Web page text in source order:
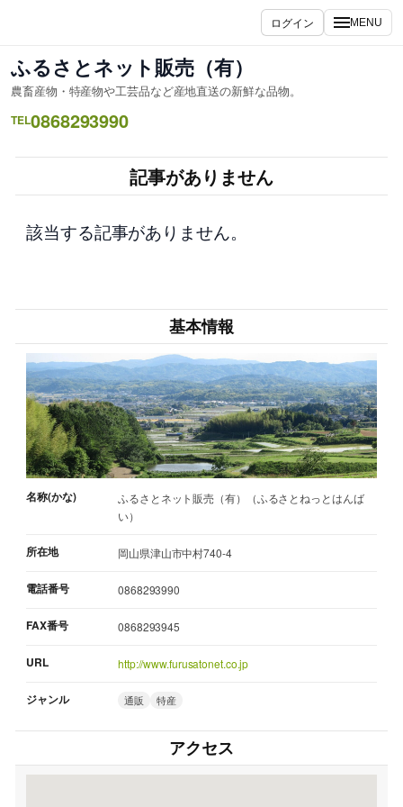
ス
キ
ッ
ログイン MENU
ふるさとネット販売（有）
農畜産物・特産物や工芸品など産地直送の新鮮な品物。
TEL0868293990
記事がありません
該当する記事がありません。
基本情報
名称(かな)
ふるさとネット販売（有）（ふるさとねっとはんば
い）
所在地 岡山県津山市中村740-4
電話番号 0868293990
FAX番号 0868293945
URL http://www.furusatonet.co.jp
ジャンル 通販 特産
アクセス